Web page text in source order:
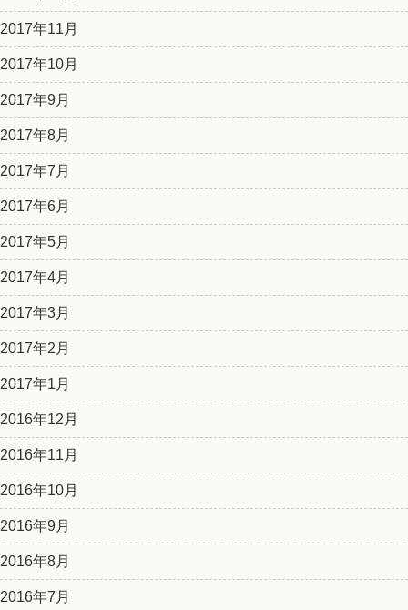
2017年11月
2017年10月
2017年9月
2017年8月
2017年7月
2017年6月
2017年5月
2017年4月
2017年3月
2017年2月
2017年1月
2016年12月
2016年11月
2016年10月
2016年9月
2016年8月
2016年7月